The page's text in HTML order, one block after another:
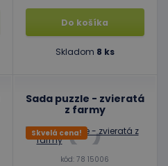
Do košíka
Skladom 8 ks
Sada puzzle - zvieratá
z farmy
Skvelá cena!
kód: 78 15006